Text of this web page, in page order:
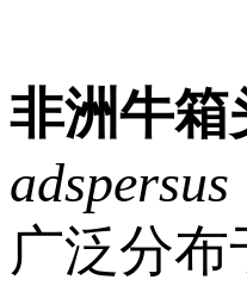
非洲牛箱
adspersus
广泛分布